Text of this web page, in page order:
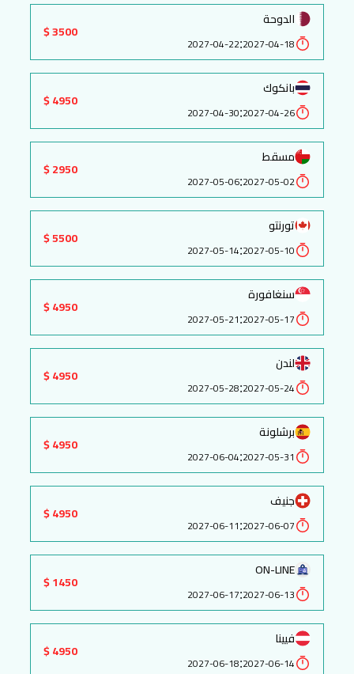
الدوحة
2027-04-18
:
2027-04-22
3500 $
بانكوك
2027-04-26
:
2027-04-30
4950 $
مسقط
2027-05-02
:
2027-05-06
2950 $
تورنتو
2027-05-10
:
2027-05-14
5500 $
سنغافورة
2027-05-17
:
2027-05-21
4950 $
لندن
2027-05-24
:
2027-05-28
4950 $
برشلونة
2027-05-31
:
2027-06-04
4950 $
جنيف
2027-06-07
:
2027-06-11
4950 $
ON-LINE
2027-06-13
:
2027-06-17
1450 $
فيينا
2027-06-14
:
2027-06-18
4950 $